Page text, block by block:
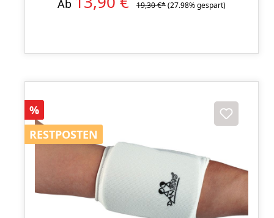
Ab
19,30 €*(27.98% gespart)
Rabatt
%
RESTPOSTEN
RESTPOSTEN